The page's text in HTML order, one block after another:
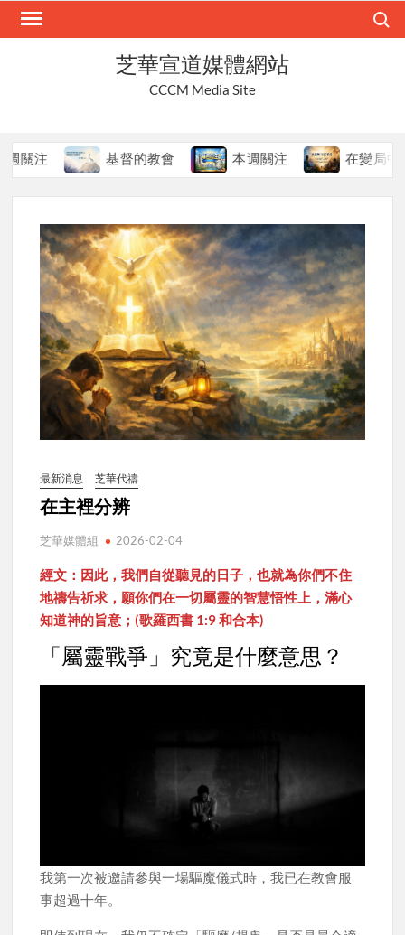
Skip
芝華宣道媒體網站
CCCM Media Site
基督的教會 本週關注 在變局中持守真
最新消息 芝華代禱
在主裡分辨
芝華媒體組 2026-02-04
經文：因此，我們自從聽見的日子，也就為你們不住
地禱告祈求，願你們在一切屬靈的智慧悟性上，滿心
知道神的旨意；(歌羅西書 1:9 和合本)
「屬靈戰爭」究竟是什麼意思？
我第一次被邀請參與一場驅魔儀式時，我已在教會服
事超過十年。